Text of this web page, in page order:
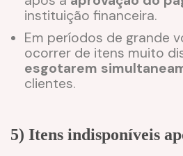
instituição financeira.
Em períodos de grande
ocorrer de itens muito
esgotarem
clientes.
5) Itens indisponíveis